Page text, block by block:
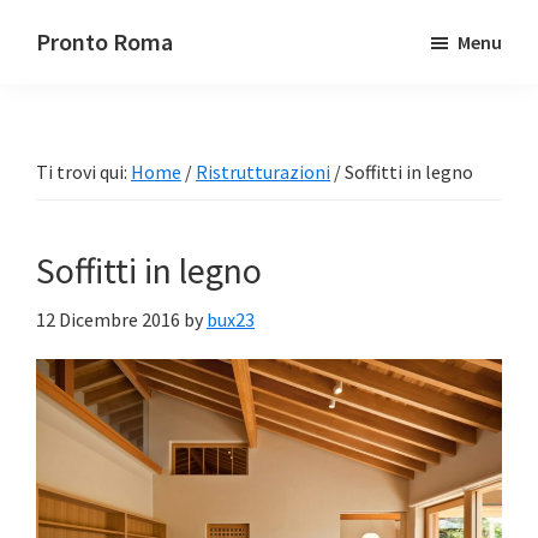
Pronto Roma Menu
Ti trovi qui: Home / Ristrutturazioni /Soffitti in legno
Soffitti in legno
12 Dicembre 2016 by bux23